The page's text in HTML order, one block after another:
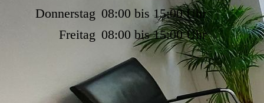
Donnerstag 08:00 bis 15:00 Uhr
Freitag 08:00 bis 15:00 Uhr